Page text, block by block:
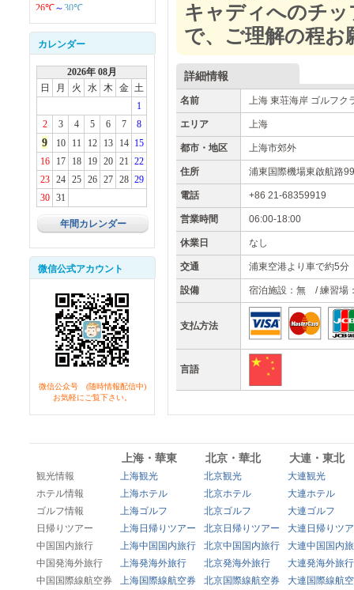
カレンダー
2026年 08月
日
月 火 水 木 金 土
1
2
3 4 5 6 7 8
9 10 11 12 13 14
15
16
17 18 19 20 21 22
23
24 25 26 27 28 29
30
31
年間カレンダー
微信公式アカウント
微信公众号 (随時情報配信中)
お気軽にご覧下さい。
キャディへのチ
で、ご理解の程お
詳細情報
名前 上海 東荘海岸 ゴルフク
エリア 上海
都市・地区 上海市郊外
住所 浦東国際機場東啟航路
電話 +86 21-68359919
営業時間 06:00-18:00
休業日 なし
交通 浦東空港より車で約5分
設備 宿泊施設：無 / 練習場
支払方法
言語
上海・華東 北京・華北 大連・東北
観光情報 上海観光 北京観光
大連観光
ホテル情報
上海ホテル 北京ホテル
大連ホテル
ゴルフ情報
上海ゴルフ 北京ゴルフ
大連ゴルフ
日帰りツアー
上海日帰りツアー 北京日帰りツアー
大連日帰りツ
中国国内旅行
上海中国国内旅行 北京中国国内旅行
大連中国国内
中国発海外旅行
上海発海外旅行 北京発海外旅行
大連発海外旅行
中国国際線航空券
上海国際線航空券 北京国際線航空券 大連国際線航